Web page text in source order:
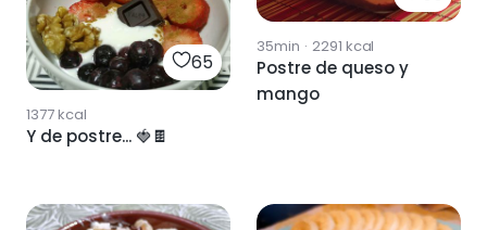
65
1377kcal
Y de postre... 🍓🍫
35min · 2291 kcal
Postre de queso y
mango